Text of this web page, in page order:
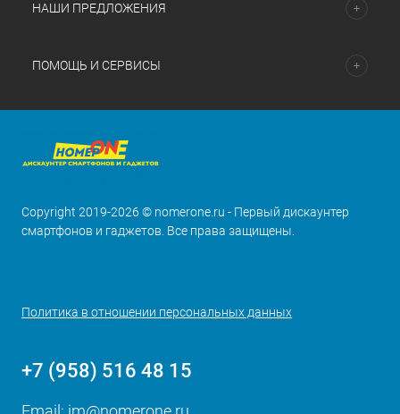
НАШИ ПРЕДЛОЖЕНИЯ
ПОМОЩЬ И СЕРВИСЫ
Copyright 2019-2026 © nomerone.ru - Первый дискаунтер
смартфонов и гаджетов. Все права защищены.
Политика в отношении персональных данных
+7 (958) 516 48 15